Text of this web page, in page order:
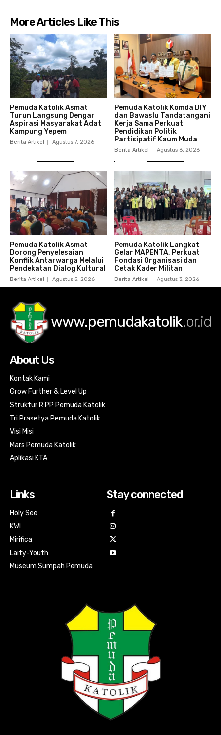
More Articles Like This
Pemuda Katolik Asmat
Turun Langsung Dengar
Aspirasi Masyarakat Adat
Kampung Yepem
Berita Artikel Agustus 7, 2026
Pemuda Katolik Komda DIY
dan Bawaslu Tandatangani
Kerja Sama Perkuat
Pendidikan Politik
Partisipatif Kaum Muda
Berita Artikel Agustus 6, 2026
Pemuda Katolik Asmat
Dorong Penyelesaian
Konflik Antarwarga Melalui
Pendekatan Dialog Kultural
Berita Artikel Agustus 5, 2026
Pemuda Katolik Langkat
Gelar MAPENTA, Perkuat
Fondasi Organisasi dan
Cetak Kader Militan
Berita Artikel Agustus 3, 2026
www.pemudakatolik.or.id
About Us
Kontak Kami
Grow Further & Level Up
Struktur R PP Pemuda Katolik
Tri Prasetya Pemuda Katolik
Visi Misi
Mars Pemuda Katolik
Aplikasi KTA
Links
Holy See
KWI
Mirifica
Laity-Youth
Museum Sumpah Pemuda
Stay connected